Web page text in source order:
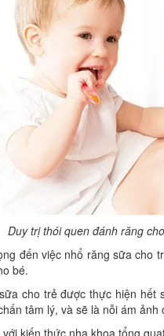
Duy trị thói quen đánh răng
đến việc nhổ răng sữa
bé.
cho trẻ được thực hiện
tâm lý, và sẽ là nỗi ám ảnh